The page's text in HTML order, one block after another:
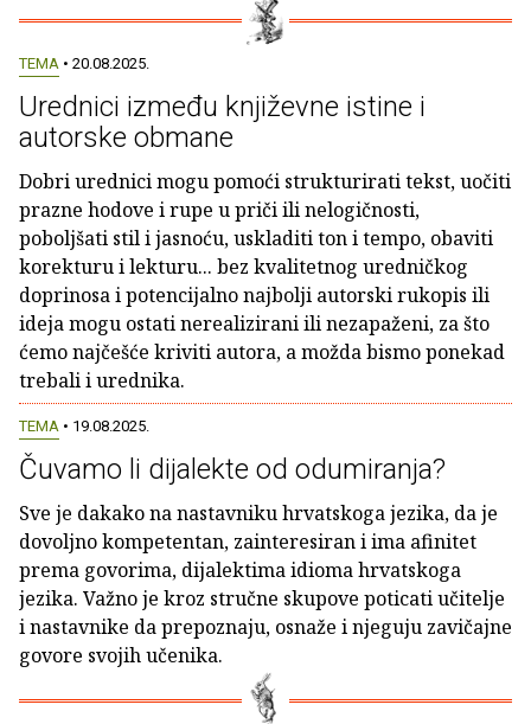
TEMA • 20.08.2025.
Urednici između književne istine i
autorske obmane
Dobri urednici mogu pomoći strukturirati tekst, uočiti
prazne hodove i rupe u priči ili nelogičnosti,
poboljšati stil i jasnoću, uskladiti ton i tempo, obaviti
korekturu i lekturu... bez kvalitetnog uredničkog
doprinosa i potencijalno najbolji autorski rukopis ili
ideja mogu ostati nerealizirani ili nezapaženi, za što
ćemo najčešće kriviti autora, a možda bismo ponekad
trebali i urednika.
TEMA • 19.08.2025.
Čuvamo li dijalekte od odumiranja?
Sve je dakako na nastavniku hrvatskoga jezika, da je
dovoljno kompetentan, zainteresiran i ima afinitet
prema govorima, dijalektima idioma hrvatskoga
jezika. Važno je kroz stručne skupove poticati učitelje
i nastavnike da prepoznaju, osnaže i njeguju zavičajne
govore svojih učenika.